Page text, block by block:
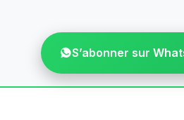
S’abonner sur